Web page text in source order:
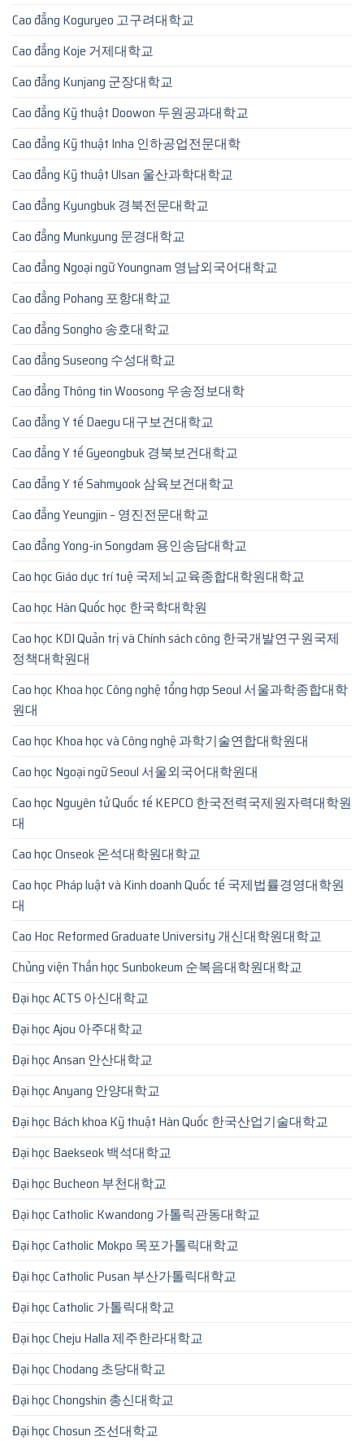
Cao đẳng Koguryeo 고구려대학교
Cao đẳng Koje 거제대학교
Cao đẳng Kunjang 군장대학교
Cao đẳng Kỹ thuật Doowon 두원공과대학교
Cao đẳng Kỹ thuật Inha 인하공업전문대학
Cao đẳng Kỹ thuật Ulsan 울산과학대학교
Cao đẳng Kyungbuk 경북전문대학교
Cao đẳng Munkyung 문경대학교
Cao đẳng Ngoại ngữ Youngnam 영남외국어대학교
Cao đẳng Pohang 포항대학교
Cao đẳng Songho 송호대학교
Cao đẳng Suseong 수성대학교
Cao đẳng Thông tin Woosong 우송정보대학
Cao đẳng Y tế Daegu 대구보건대학교
Cao đẳng Y tế Gyeongbuk 경북보건대학교
Cao đẳng Y tế Sahmyook 삼육보건대학교
Cao đẳng Yeungjin – 영진전문대학교
Cao đẳng Yong-in Songdam 용인송담대학교
Cao học Giáo dục trí tuệ 국제뇌교육종합대학원대학교
Cao học Hàn Quốc học 한국학대학원
Cao học KDI Quản trị và Chính sách công 한국개발연구원국제
정책대학원대
Cao học Khoa học Công nghệ tổng hợp Seoul 서울과학종합대학
원대
Cao học Khoa học và Công nghệ 과학기술연합대학원대
Cao học Ngoại ngữ Seoul 서울외국어대학원대
Cao học Nguyên tử Quốc tế KEPCO 한국전력국제원자력대학원
대
Cao học Onseok 온석대학원대학교
Cao học Pháp luật và Kinh doanh Quốc tế 국제법률경영대학원
대
Cao Hoc Reformed Graduate University 개신대학원대학교
Chủng viện Thần học Sunbokeum 순복음대학원대학교
Đại học ACTS 아신대학교
Đại học Ajou 아주대학교
Đại học Ansan 안산대학교
Đại học Anyang 안양대학교
Đại học Bách khoa Kỹ thuật Hàn Quốc 한국산업기술대학교
Đại học Baekseok 백석대학교
Đại học Bucheon 부천대학교
Đại học Catholic Kwandong 가톨릭관동대학교
Đại học Catholic Mokpo 목포가톨릭대학교
Đại học Catholic Pusan 부산가톨릭대학교
Đại học Catholic 가톨릭대학교
Đại học Cheju Halla 제주한라대학교
Đại học Chodang 초당대학교
Đại học Chongshin 총신대학교
Đại học Chosun 조선대학교